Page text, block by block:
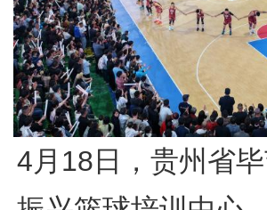
4月18日，贵州省